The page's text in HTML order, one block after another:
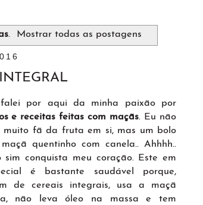
. Mostrar todas as postagens
por aqui da minha paixão por
e receitas feitas com maçãs. Eu não
muito fã da fruta em si, mas um bolo
quentinho com canela.. Ahhhh..
sim conquista meu coração. Este em
é bastante saudável porque,
de cereais integrais, usa a maçã
não leva óleo na massa e tem